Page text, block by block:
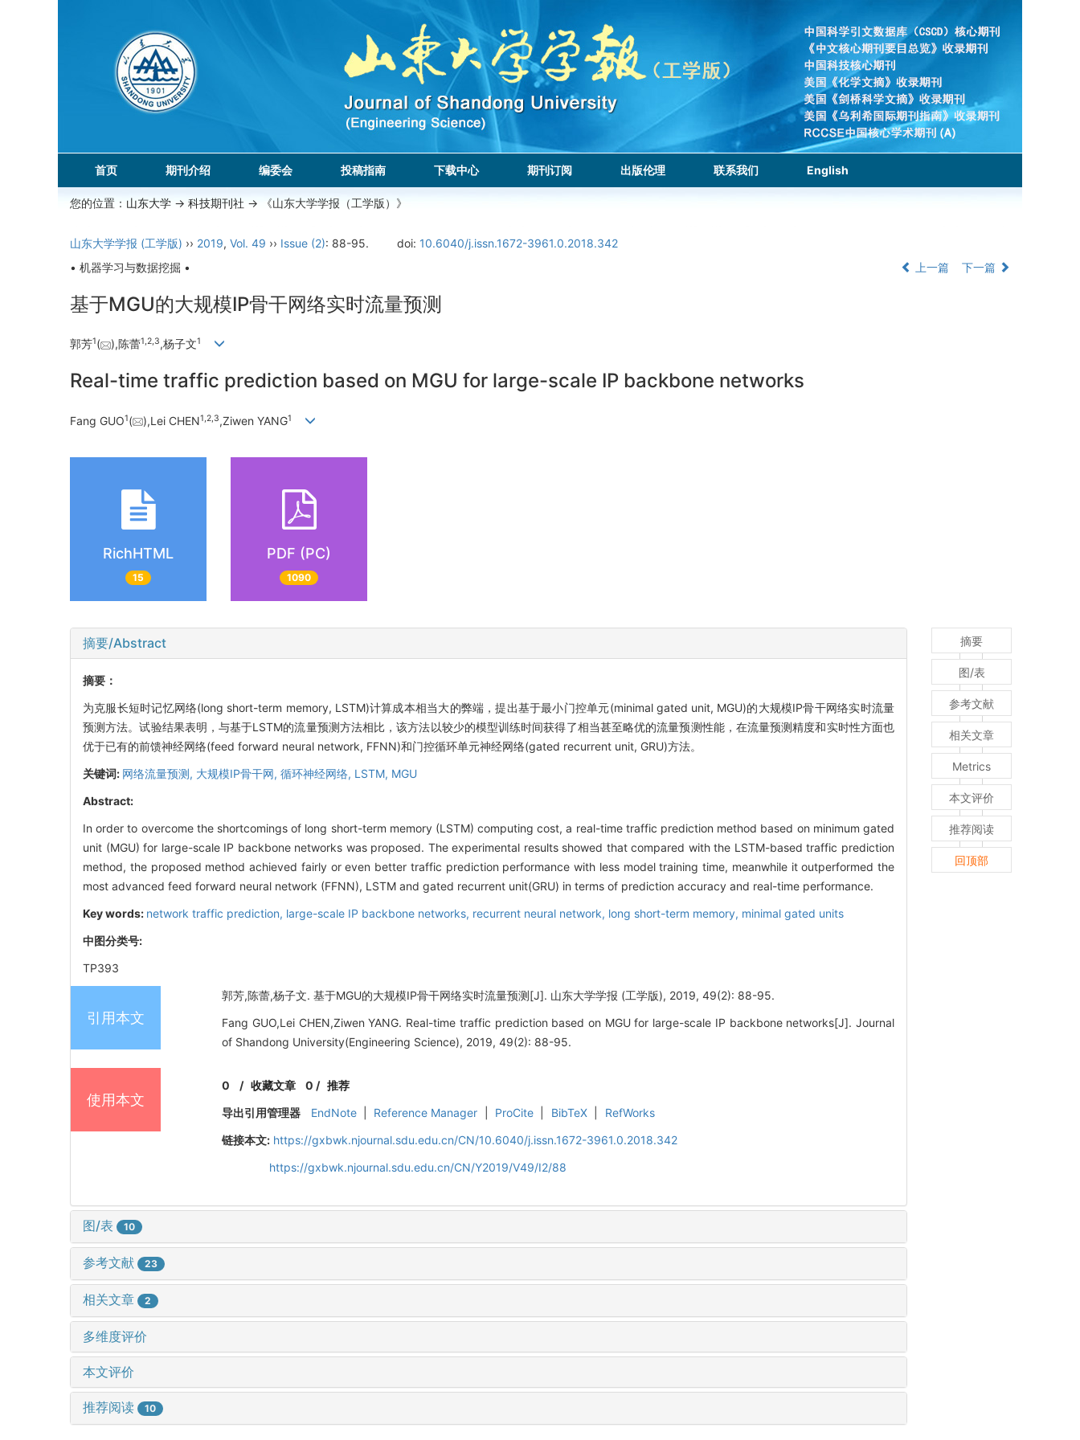
首页 期刊介绍 编委会 投稿指南 下载中心 期刊订阅 出版伦理 联系我们 English
您的位置： 山东大学 -> 科技期刊社 -> 《山东大学学报（工学版）》
山东大学学报 (工学版) ›› 2019, Vol. 49 ›› Issue (2): 88-95. doi: 10.6040/j.issn.1672-3961.0.2018.342
• 机器学习与数据挖掘 •
上一篇 下一篇
基于MGU的大规模IP骨干网络实时流量预测
郭芳1( ),陈蕾1,2,3,杨子文1
Real-time traffic prediction based on MGU for large-scale IP backbone networks
Fang GUO1( ),Lei CHEN1, 2, 3,Ziwen YANG1
RichHTML
15
PDF (PC)
1090
摘要/Abstract
摘要：
为克服长短时记忆网络(long short-term memory, LSTM)计算成本相当大的弊端，提出基于最小门控单元(minimal gated unit, MGU)的大规模IP骨干网络实时流量
预测方法。试验结果表明，与基于LSTM的流量预测方法相比，该方法以较少的模型训练时间获得了相当甚至略优的流量预测性能，在流量预测精度和实时性方面也
优于已有的前馈神经网络(feed forward neural network, FFNN)和门控循环单元神经网络(gated recurrent unit, GRU)方法。
关键词: 网络流量预测, 大规模IP骨干网, 循环神经网络, LSTM, MGU
Abstract:
In order to overcome the shortcomings of long short-term memory (LSTM) computing cost, a real-time traffic prediction method based on minimum gated
unit (MGU) for large-scale IP backbone networks was proposed. The experimental results showed that compared with the LSTM-based traffic prediction
method, the proposed method achieved fairly or even better traffic prediction performance with less model training time, meanwhile it outperformed the
most advanced feed forward neural network (FFNN), LSTM and gated recurrent unit(GRU) in terms of prediction accuracy and real-time performance.
Key words: network traffic prediction, large-scale IP backbone networks, recurrent neural network, long short-term memory, minimal gated units
中图分类号:
TP393
引用本文
郭芳,陈蕾,杨子文. 基于MGU的大规模IP骨干网络实时流量预测[J]. 山东大学学报 (工学版), 2019, 49(2): 88-95.
Fang GUO,Lei CHEN,Ziwen YANG. Real-time traffic prediction based on MGU for large-scale IP backbone networks[J]. Journal
of Shandong University(Engineering Science), 2019, 49(2): 88-95.
使用本文
0 /收藏文章 0 / 推荐
导出引用管理器
EndNote Reference Manager ProCite BibTeX
RefWorks
链接本文: https://gxbwk.njournal.sdu.edu.cn/CN/10.6040/j.issn.1672-3961.0.2018.342
https://gxbwk.njournal.sdu.edu.cn/CN/Y2019/V49/I2/88
图/表 10
参考文献 23
相关文章 2
多维度评价
本文评价
推荐阅读 10
摘要
图/表
参考文献
相关文章
Metrics
本文评价
推荐阅读
回顶部